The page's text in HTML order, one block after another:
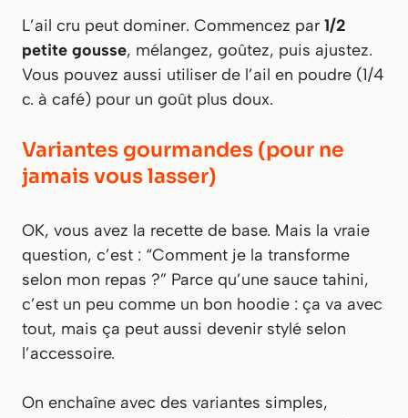
L’ail cru peut dominer. Commencez par 1/2
petite gousse, mélangez, goûtez, puis ajustez.
Vous pouvez aussi utiliser de l’ail en poudre (1/4
c. à café) pour un goût plus doux.
Variantes gourmandes (pour ne
jamais vous lasser)
OK, vous avez la recette de base. Mais la vraie
question, c’est : “Comment je la transforme
selon mon repas ?” Parce qu’une sauce tahini,
c’est un peu comme un bon hoodie : ça va avec
tout, mais ça peut aussi devenir stylé selon
l’accessoire.
On enchaîne avec des variantes simples,